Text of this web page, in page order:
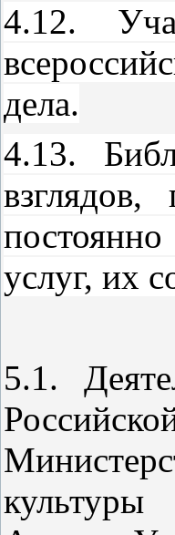
4.12.
дела.
4.13.
услуг, их
5.1.
культуры